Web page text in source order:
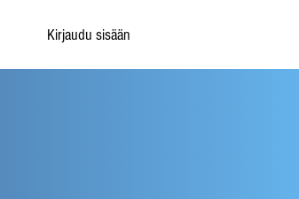
Kirjaudu sisään